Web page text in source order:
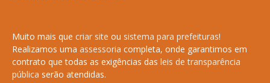
Muito mais que criar site ou sistema para prefeituras!
Realizamos uma assessoria completa, onde garantimos em
contrato que todas as exigências das leis de transparência
pública serão atendidas.